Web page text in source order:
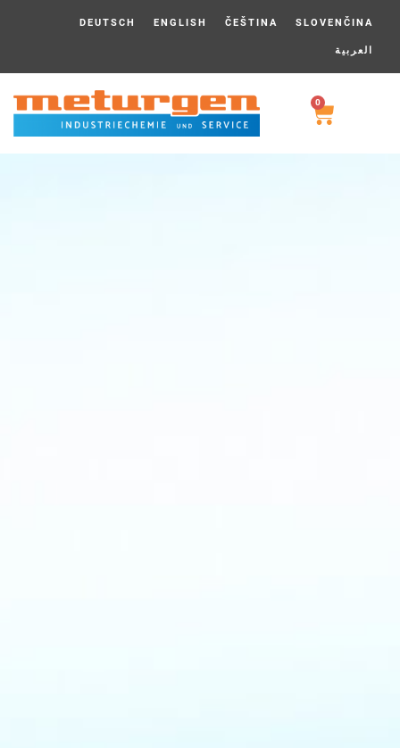
DEUTSCH ENGLISH ČEŠTINA SLOVENČINA
العربية
0